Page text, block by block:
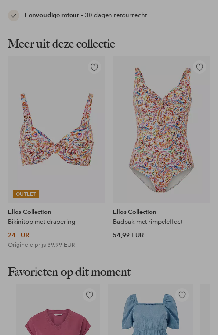
Eenvoudige retour– 30 dagen retourrecht
Meer uit deze collectie
OUTLET
Toevoegen
Ellos Collection
Bikinitop met drapering
24 EUR
Originele prijs 39,99 EUR
Ellos Collection
Badpak met rimpeleffect
54,99 EUR
Favorieten op dit moment
Toevoegen
favorieten
Toevoegen
aan
favorieten